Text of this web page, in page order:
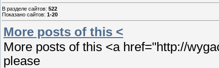
В разделе сайтов: 522
Показано сайтов: 1-20
More posts of this <
More posts of this <a href="http://
please